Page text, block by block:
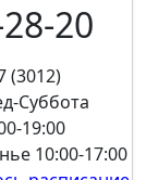
20
(3012)
Суббота
19:00
10:00-17:00